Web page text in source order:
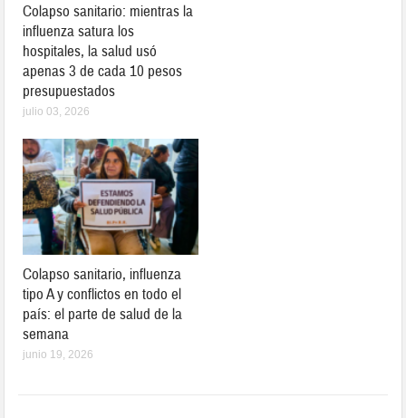
Colapso sanitario: mientras la
influenza satura los
hospitales, la salud usó
apenas 3 de cada 10 pesos
presupuestados
julio 03, 2026
Colapso sanitario, influenza
tipo A y conflictos en todo el
país: el parte de salud de la
semana
junio 19, 2026